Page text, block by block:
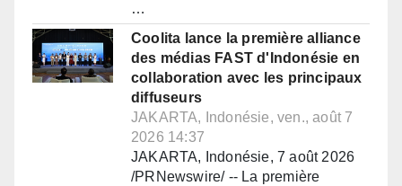
…
Coolita lance la première alliance
des médias FAST d'Indonésie en
collaboration avec les principaux
diffuseurs
JAKARTA, Indonésie, ven., août 7
2026 14:37
JAKARTA, Indonésie, 7 août 2026
/PRNewswire/ -- La première